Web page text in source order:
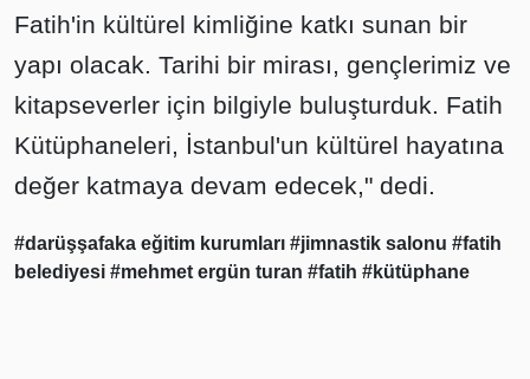
Fatih'in kültürel kimliğine katkı sunan bir
yapı olacak. Tarihi bir mirası, gençlerimiz ve
kitapseverler için bilgiyle buluşturduk. Fatih
Kütüphaneleri, İstanbul'un kültürel hayatına
değer katmaya devam edecek," dedi.
#darüşşafaka eğitim kurumları #jimnastik salonu #fatih
belediyesi #mehmet ergün turan #fatih #kütüphane